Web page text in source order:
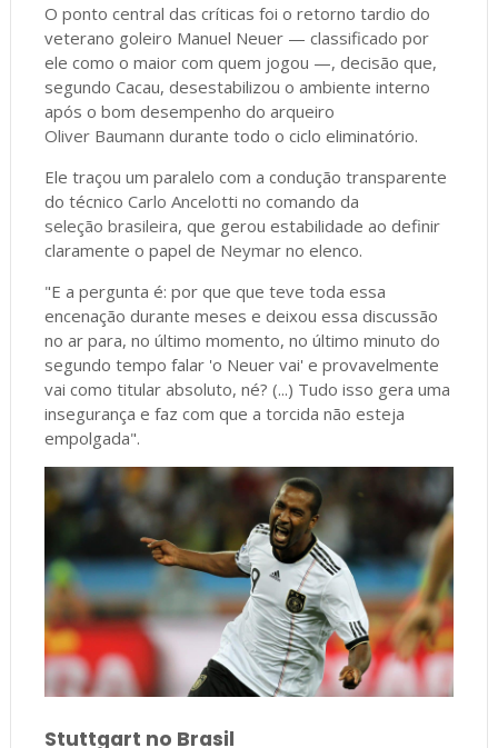
O ponto central das críticas foi o retorno tardio do
veterano goleiro Manuel Neuer — classificado por
ele como o maior com quem jogou —, decisão que,
segundo Cacau, desestabilizou o ambiente interno
após o bom desempenho do arqueiro
Oliver Baumann durante todo o ciclo eliminatório.
Ele traçou um paralelo com a condução transparente
do técnico Carlo Ancelotti no comando da
seleção brasileira, que gerou estabilidade ao definir
claramente o papel de Neymarno elenco.
"E a pergunta é: por que que teve toda essa
encenação durante meses e deixou essa discussão
no ar para, no último momento, no último minuto do
segundo tempo falar 'o Neuer vai' e provavelmente
vai como titular absoluto, né? (...) Tudo isso gera uma
insegurança e faz com que a torcida não esteja
empolgada".
Stuttgart no Brasil